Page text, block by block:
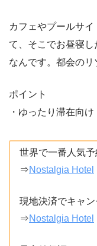
カフェやプールサ
て、そこでお昼寝
なんです。都会のリ
ポイント
・ゆったり滞在向け
世界で一番人気
⇒Nostalgia Hotel
現地決済でキャ
⇒Nostalgia Hotel